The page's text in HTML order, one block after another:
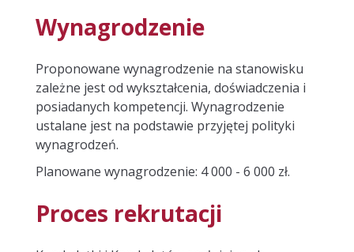
Wynagrodzenie
Proponowane wynagrodzenie na stanowisku
zależne jest od wykształcenia, doświadczenia i
posiadanych kompetencji. Wynagrodzenie
ustalane jest na podstawie przyjętej polityki
wynagrodzeń.
Planowane wynagrodzenie: 4 000 - 6 000 zł.
Proces rekrutacji